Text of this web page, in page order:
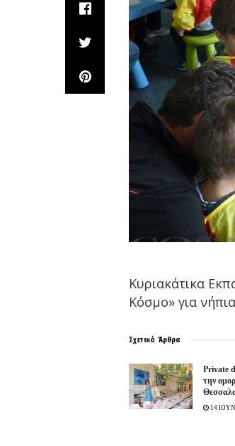
Κυριακάτικα
Κόσμο» για
Σχετικά Άρθρα
Ρrivate
την
14